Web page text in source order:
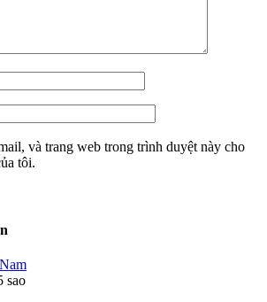
và trang web trong trình duyệt này cho
tôi.
sao